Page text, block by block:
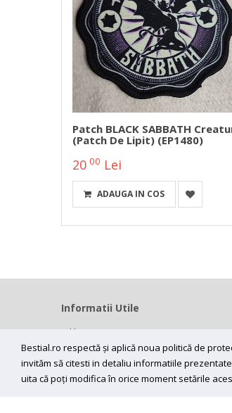
Patch BLACK SABBATH
(patch De Lipit) (EP1480)
20 00 Lei
ADAUGA IN COS
Bestial.ro respectă și aplică noua politică de
invităm să citesti in detaliu informatiile
uita că poți modifica în orice moment setările
Informatii Utile
Home
Modalitati livrare
Efectuarea platii
ANPC